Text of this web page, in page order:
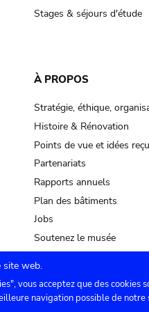
Stages & séjours d'étude
À PROPOS
Stratégie, éthique,
Histoire & Rénovation
Points de vue et idées
Partenariats
Rapports annuels
Plan des bâtiments
Jobs
Soutenez le musée
Contact
site web.
vous acceptez que des cookies
navigation possible de notre